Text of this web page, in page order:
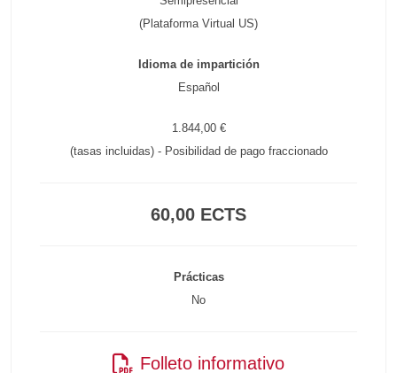
(Plataforma Virtual US)
Idioma de impartición
Español
1.844,00 €
(tasas incluidas) - Posibilidad de pago fraccionado
60,00 ECTS
Prácticas
No
Folleto informativo